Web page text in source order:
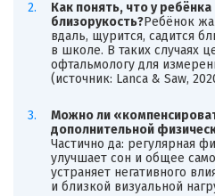
Как понять, что у ребёнка
близорукость?Ребёнок
вдаль, щурится, садится
в школе. В таких случаях
офтальмологу для
(источник: Lanca & Saw,
Можно ли
дополнительной
Частично да: регулярная
улучшает сон и общее
устраняет негативного
и близкой визуальной